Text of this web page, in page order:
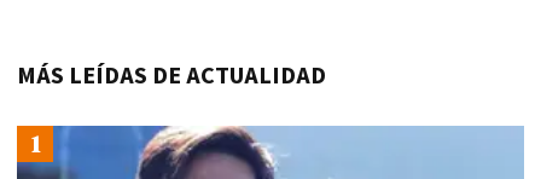
MÁS LEÍDAS DE ACTUALIDAD